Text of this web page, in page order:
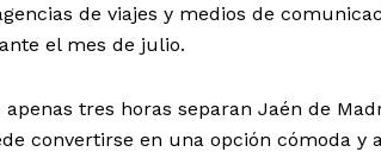
de viajes y medios de
el mes de julio.
tres horas separan Jaén de
convertirse en una opción cómoda y